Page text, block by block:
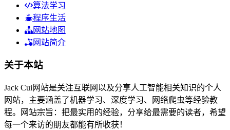
算法学习
程序生活
网站地图
网站简介
关于本站
Jack Cui网站是关注互联网以及分享人工智能相关知识的个人
网站，主要涵盖了机器学习、深度学习、网络爬虫等经验教
程。网站宗旨：把最实用的经验，分享给最需要的读者，希望
每一个来访的朋友都能有所收获！